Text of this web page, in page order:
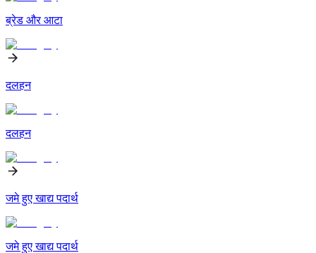
ब्रेड और आटा
दलहन
दलहन
जमे हुए खाद्य पदार्थ
जमे हुए खाद्य पदार्थ